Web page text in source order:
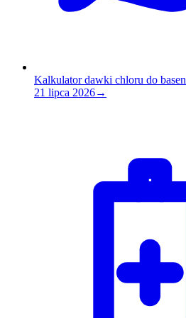
Kalkulator dawki chloru do
21 lipca 2026→